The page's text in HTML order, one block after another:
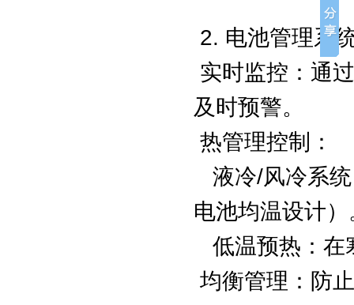
2. 电池管理系
实时监控：通
及时预警。
热管理控制：
液冷/风冷系统
电池均温设计）
低温预热：在
均衡管理：防